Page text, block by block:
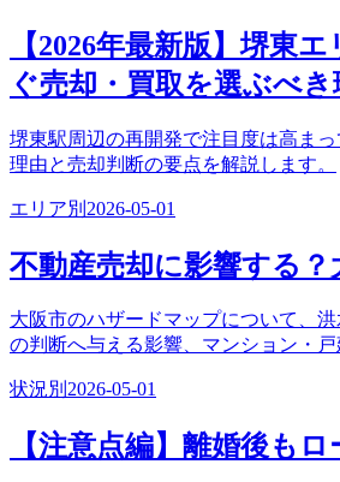
【2026年最新版】堺東
ぐ売却・買取を選ぶべき
堺東駅周辺の再開発で注目度は高ま
理由と売却判断の要点を解説します。
エリア別 2026-05-01
不動産売却に影響する
大阪市のハザードマップについて、
の判断へ与える影響、マンション・
状況別 2026-05-01
【注意点編】離婚後も